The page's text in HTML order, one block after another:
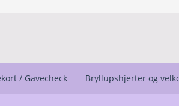
/ Gavecheck Bryllupshjerter og